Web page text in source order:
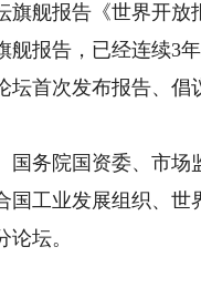
舰报告《世界开放
报告，已经连续3
坛首次发布报告、倡
务院国资委、市场
工业发展组织、世
坛。